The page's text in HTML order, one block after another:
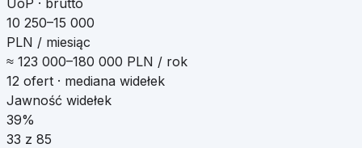
10 250–15 000
PLN / miesiąc
≈ 123 000–180 000 PLN / rok
12 ofert · mediana widełek
Jawność widełek
39%
33 z 85